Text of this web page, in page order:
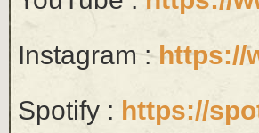
Instagram :https://
Spotify : https://